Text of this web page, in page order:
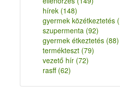
hírek (148)
gyermek közétkeztetés
szupermenta (92)
gyermek étkeztetés (88)
termékteszt (79)
vezető hír (72)
rasff (62)